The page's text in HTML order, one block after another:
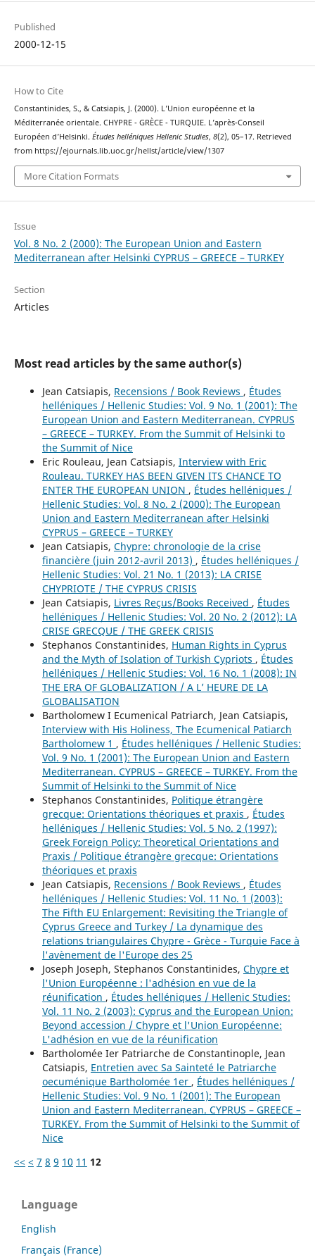
Published
2000-12-15
How to Cite
Constantinides, S., & Catsiapis, J. (2000). L’Union européenne et la
Méditerranée orientale. CHYPRE - GRÈCE - TURQUIE. L’après-Conseil
Européen d’Helsinki. Études helléniques Hellenic Studies, 8(2), 05–17. Retrieved
from https://ejournals.lib.uoc.gr/hellst/article/view/1307
More Citation Formats
Issue
Vol. 8 No. 2 (2000): The European Union and Eastern
Mediterranean after Helsinki CYPRUS – GREECE – TURKEY
Section
Articles
Most read articles by the same author(s)
Jean Catsiapis, Recensions / Book Reviews , Études
helléniques / Hellenic Studies: Vol. 9 No. 1 (2001): The
European Union and Eastern Mediterranean. CYPRUS
– GREECE – TURKEY. From the Summit of Helsinki to
the Summit of Nice
Eric Rouleau, Jean Catsiapis, Interview with Eric
Rouleau. TURKEY HAS BEEN GIVEN ITS CHANCE TO
ENTER THE EUROPEAN UNION , Études helléniques /
Hellenic Studies: Vol. 8 No. 2 (2000): The European
Union and Eastern Mediterranean after Helsinki
CYPRUS – GREECE – TURKEY
Jean Catsiapis, Chypre: chronologie de la crise
financière (juin 2012-avril 2013) , Études helléniques /
Hellenic Studies: Vol. 21 No. 1 (2013): LA CRISE
CHYPRIOTE / THE CYPRUS CRISIS
Jean Catsiapis, Livres Reçus/Books Received , Études
helléniques / Hellenic Studies: Vol. 20 No. 2 (2012): LA
CRISE GRECQUE / THE GREEK CRISIS
Stephanos Constantinides, Human Rights in Cyprus
and the Myth of Isolation of Turkish Cypriots , Études
helléniques / Hellenic Studies: Vol. 16 No. 1 (2008): IN
THE ERA OF GLOBALIZATION / A L’ HEURE DE LA
GLOBALISATION
Bartholomew I Ecumenical Patriarch, Jean Catsiapis,
Interview with His Holiness, The Ecumenical Patiarch
Bartholomew 1 , Études helléniques / Hellenic Studies:
Vol. 9 No. 1 (2001): The European Union and Eastern
Mediterranean. CYPRUS – GREECE – TURKEY. From the
Summit of Helsinki to the Summit of Nice
Stephanos Constantinides, Politique étrangère
grecque: Orientations théoriques et praxis , Études
helléniques / Hellenic Studies: Vol. 5 No. 2 (1997):
Greek Foreign Policy: Theoretical Orientations and
Praxis / Politique étrangère grecque: Orientations
théoriques et praxis
Jean Catsiapis, Recensions / Book Reviews , Études
helléniques / Hellenic Studies: Vol. 11 No. 1 (2003):
The Fifth EU Enlargement: Revisiting the Triangle of
Cyprus Greece and Turkey / La dynamique des
relations triangulaires Chypre - Grèce - Turquie Face à
l'avènement de l'Europe des 25
Joseph Joseph, Stephanos Constantinides, Chypre et
l'Union Européenne : l'adhésion en vue de la
réunification , Études helléniques / Hellenic Studies:
Vol. 11 No. 2 (2003): Cyprus and the European Union:
Beyond accession / Chypre et l'Union Européenne:
L'adhésion en vue de la réunification
Bartholomée Ier Patriarche de Constantinople, Jean
Catsiapis, Entretien avec Sa Sainteté le Patriarche
oecuménique Bartholomée 1er , Études helléniques /
Hellenic Studies: Vol. 9 No. 1 (2001): The European
Union and Eastern Mediterranean. CYPRUS – GREECE –
TURKEY. From the Summit of Helsinki to the Summit of
Nice
<< < 7 8 9 10 11 12
Language
English
Français (France)